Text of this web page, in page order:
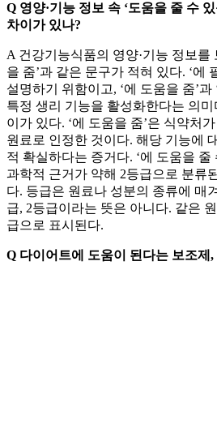
Q 영양·기능 정보 속 ‘도움을 줄 수 있
차이가 있나?
A 건강기능식품의 영양·기능 정보를
을 줌’과 같은 문구가 적혀 있다. ‘에
설명하기 위함이고, ‘에 도움을 줌’과
특정 생리 기능을 활성화한다는 의
이가 있다. ‘에 도움을 줌’은 식약처
원료로 인정한 것이다. 해당 기능에
적 확실하다는 증거다. ‘에 도움을 줄
과학적 근거가 약해 2등급으로 분류
다. 등급은 원료나 성분의 종류에 매
급, 2등급이라는 뜻은 아니다. 같은
급으로 표시된다.
Q 다이어트에 도움이 된다는 보조제